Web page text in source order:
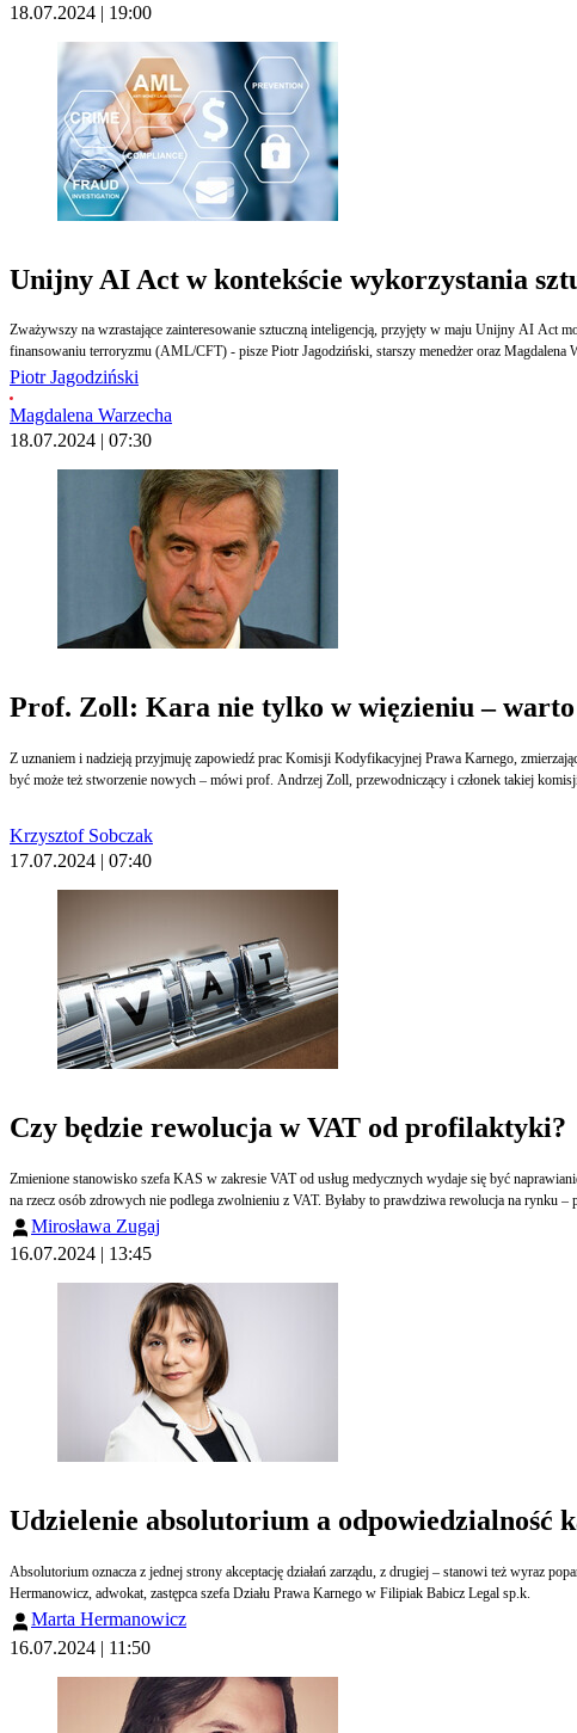
18.07.2024 | 19:00
Unijny AI Act w kontekście wykorzystania
Zważywszy na wzrastające zainteresowanie sztuczną inteligencją, przyjęty w maju Unijny AI Act
finansowaniu terroryzmu (AML/CFT) - pisze Piotr Jagodziński, starszy menedżer oraz Magdalena
Piotr Jagodziński
Magdalena Warzecha
18.07.2024 | 07:30
Prof. Zoll: Kara nie tylko w więzieniu –
Z uznaniem i nadzieją przyjmuję zapowiedź prac Komisji Kodyfikacyjnej Prawa Karnego,
być może też stworzenie nowych – mówi prof. Andrzej Zoll, przewodniczący i członek takiej
Krzysztof Sobczak
17.07.2024 | 07:40
Czy będzie rewolucja w VAT od profilaktyki?
Zmienione stanowisko szefa KAS w zakresie VAT od usług medycznych wydaje się być
na rzecz osób zdrowych nie podlega zwolnieniu z VAT. Byłaby to prawdziwa rewolucja na rynku –
Mirosława Zugaj
16.07.2024 | 13:45
Udzielenie absolutorium a odpowiedzialność
Absolutorium oznacza z jednej strony akceptację działań zarządu, z drugiej – stanowi też wyraz
Hermanowicz, adwokat, zastępca szefa Działu Prawa Karnego w Filipiak Babicz Legal sp.k.
Marta Hermanowicz
16.07.2024 | 11:50